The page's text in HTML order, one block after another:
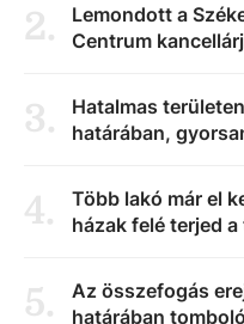
2.
Lemondott a
Centrum
3.
Hatalmas
határában,
4.
Több lakó már el
házak felé terjed
5.
Az összefogás
határában